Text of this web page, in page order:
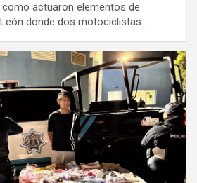
actuaron elementos de
donde dos motociclistas…